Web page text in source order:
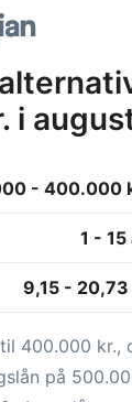
i
- 400.000
1 - 15
9,15 - 20,73
400.000 kr.,
på